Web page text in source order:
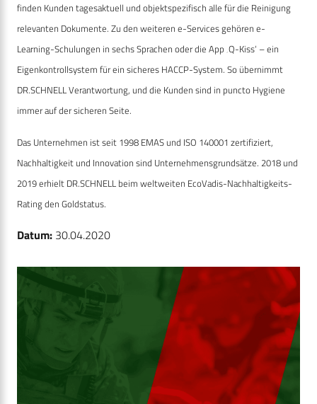
finden Kunden tagesaktuell und objektspezifisch alle für die Reinigung
relevanten Dokumente. Zu den weiteren e-Services gehören e-
Learning-Schulungen in sechs Sprachen oder die App ‚Q-Kiss‘ – ein
Eigenkontrollsystem für ein sicheres HACCP-System. So übernimmt
DR.SCHNELL Verantwortung, und die Kunden sind in puncto Hygiene
immer auf der sicheren Seite.
Das Unternehmen ist seit 1998 EMAS und ISO 140001 zertifiziert,
Nachhaltigkeit und Innovation sind Unternehmensgrundsätze. 2018 und
2019 erhielt DR.SCHNELL beim weltweiten EcoVadis-Nachhaltigkeits-
Rating den Goldstatus.
Datum: 30.04.2020